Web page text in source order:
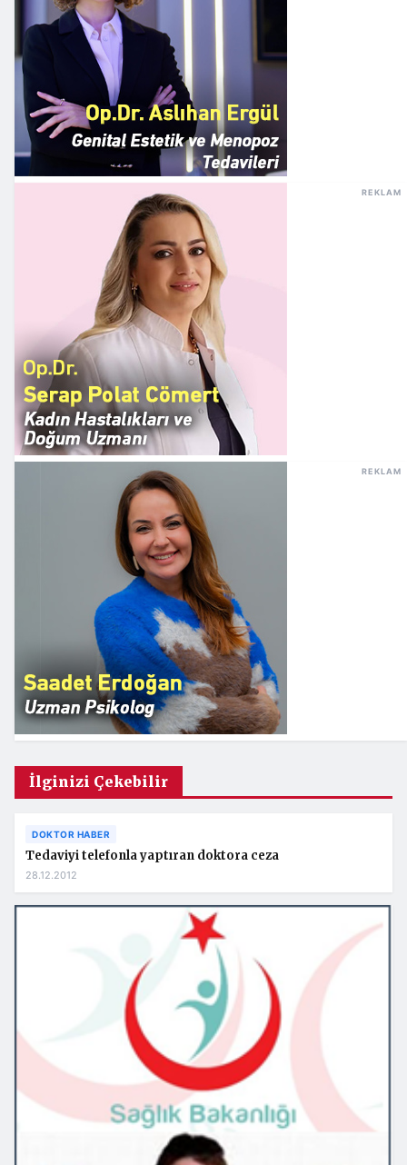
REKLAM
REKLAM
İlginizi Çekebilir
DOKTOR HABER
Tedaviyi telefonla yaptıran doktora ceza
28.12.2012